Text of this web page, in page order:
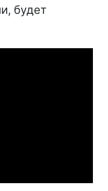
будет